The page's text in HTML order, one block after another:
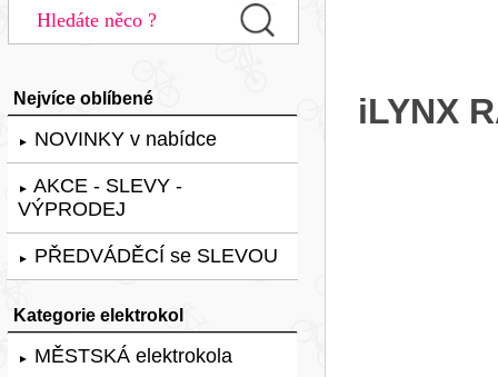
Nejvíce oblíbené
► NOVINKY v nabídce
► AKCE - SLEVY -
VÝPRODEJ
► PŘEDVÁDĚCÍ se SLEVOU
Kategorie elektrokol
► MĚSTSKÁ elektrokola
iLYNX